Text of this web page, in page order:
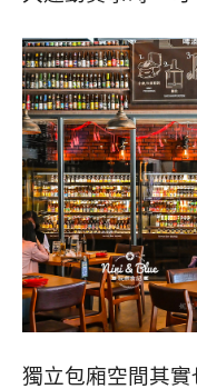
獨立包廂空間其實